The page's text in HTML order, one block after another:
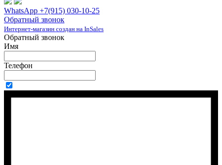
WhatsApp +7(915) 030-10-25
Обратный звонок
Интернет-магазин создан на InSales
Обратный звонок
Имя
Телефон